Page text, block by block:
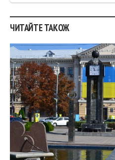
ЧИТАЙТЕ ТАКОЖ